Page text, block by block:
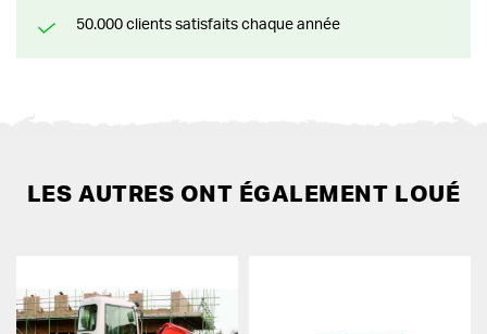
50.000 clients satisfaits chaque année
LES AUTRES ONT ÉGALEMENT LOUÉ